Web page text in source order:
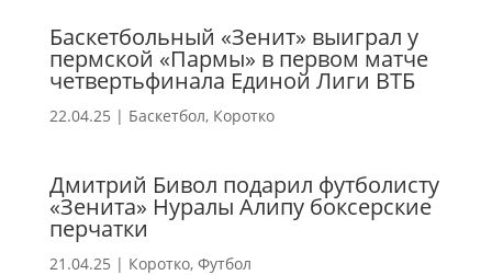
Баскетбольный «Зенит» выиграл у
пермской «Пармы» в первом матче
четвертьфинала Единой Лиги ВТБ
22.04.25 | Баскетбол, Коротко
Дмитрий Бивол подарил футболисту
«Зенита» Нуралы Алипу боксерские
перчатки
21.04.25 | Коротко, Футбол